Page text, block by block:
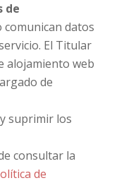
de
datos
El Titular
alojamiento web
de
suprimir los
consultar la
de